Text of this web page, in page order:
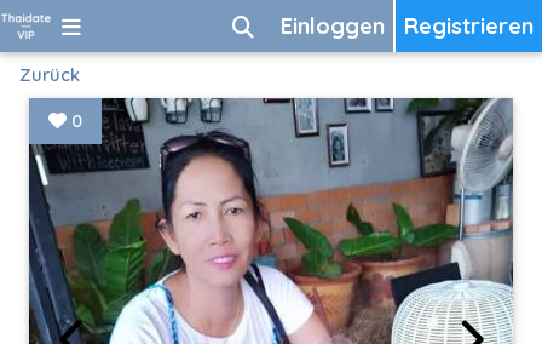
Registrieren
Einloggen
Zurück
0